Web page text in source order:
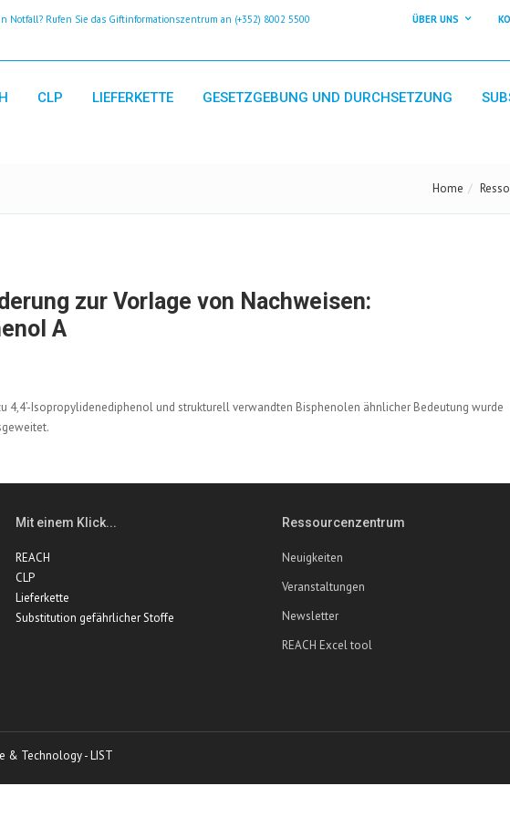
Notfall? Rufen Sie das Giftinformationszentrum an (+352) 8002 5500 ÜBER UNS
CLP LIEFERKETTE GESETZGEBUNG UND DURCHSETZUNG
Home
zur Vorlage von Nachweisen:
A
4,4’-Isopropylidenediphenol und strukturell verwandten Bisphenolen ähnlicher Bedeutung wurde
Mit einem Klick...
REACH
CLP
Lieferkette
Substitution gefährlicher Stoffe
Ressourcenzentrum
Neuigkeiten
Veranstaltungen
Newsletter
REACH Excel tool
& Technology - LIST